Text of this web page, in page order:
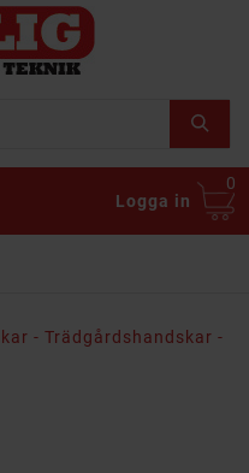
Logga in
0
- Trädgårdshandskar -